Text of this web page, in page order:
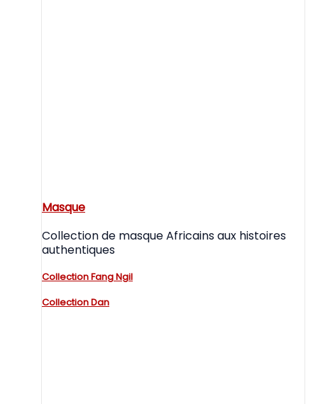
Masque
Collection de masque Africains aux histoires
authentiques
Collection Fang Ngil
Collection Dan